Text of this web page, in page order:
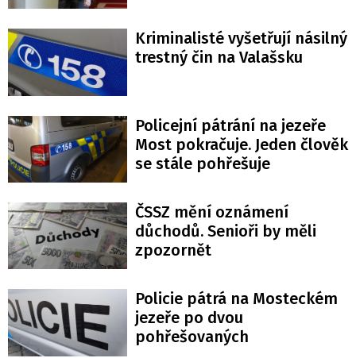
Kriminalisté vyšetřují násilný
trestný čin na Valašsku
Policejní pátrání na jezeře
Most pokračuje. Jeden člověk
se stále pohřešuje
ČSSZ mění oznámení
důchodů. Senioři by měli
zpozornět
Policie pátrá na Mosteckém
jezeře po dvou
pohřešovaných